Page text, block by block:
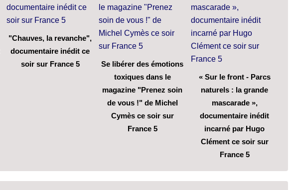
"Chauves, la revanche",
documentaire inédit ce
soir sur France 5
Se libérer des émotions
toxiques dans le
magazine "Prenez soin
de vous !" de Michel
Cymès ce soir sur
France 5
« Sur le front - Parcs
naturels : la grande
mascarade »,
documentaire inédit
incarné par Hugo
Clément ce soir sur
France 5